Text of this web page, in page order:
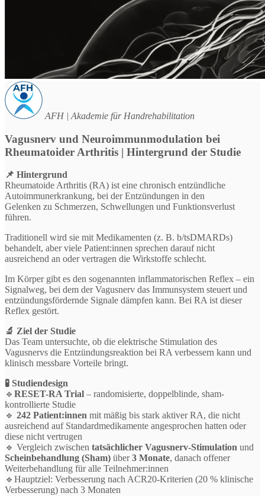
AFH | Akademie für Handrehabilitation
Vagusnerv und Neuroimmunmodulation bei
Rheumatoider Arthritis | Hintergrund der Studie
📌 Hintergrund
Rheumatoide Arthritis (RA) ist eine chronisch entzündliche
Autoimmunerkrankung, bei der Entzündungen in den
Gelenken zu Schmerzen, Schwellungen und Funktionsverlust
führen.
Traditionell wird sie mit Medikamenten (z. B. b/tsDMARDs)
behandelt, aber viele Patient:innen sprechen darauf nicht
ausreichend an oder vertragen die Wirkstoffe schlecht.
Im Körper gibt es den sogenannten inflammatorischen Reflex – ein
Signalweg, bei dem der Vagusnerv das Immunsystem steuert und
entzündungsfördernde Signale dämpfen kann. Bei RA ist dieser
Reflex gestört.
🔬 Ziel der Studie
Das Team untersuchte, ob die elektrische Stimulation des
Vagusnervs die Entzündungsreaktion bei RA verbessern kann und
klinisch messbare Vorteile bringt.
🧪 Studiendesign
🔹 RESET-RA Trial – randomisierte, doppelblinde, sham-
kontrollierte Studie
🔹 242 Patient:innen mit mäßig bis stark aktiver RA, die nicht
ausreichend auf Standardmedikamente angesprochen hatten oder
diese nicht vertrugen
🔹 Vergleich zwischen tatsächlicher Vagusnerv-Stimulation und
Scheinbehandlung (Sham) über3 Monate, danach offener
Weiterbehandlung für alle Teilnehmer:innen
🔹Hauptziel: Verbesserung nach ACR20-Kriterien (20 % klinische
Verbesserung) nach 3 Monaten